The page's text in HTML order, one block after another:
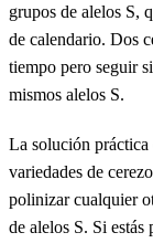
grupos de alelos S,
de calendario. Dos
tiempo pero seguir
mismos alelos S.
La solución
variedades de
polinizar cualquier
de alelos S. Si